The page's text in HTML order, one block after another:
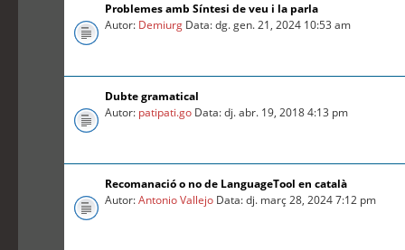
Problemes amb Síntesi de veu i la parla
Autor: Demiurg Data: dg. gen. 21, 2024 10:53 am
Dubte gramatical
Autor: patipati.go Data: dj. abr. 19, 2018 4:13 pm
Recomanació o no de LanguageTool en català
Autor:Antonio Vallejo Data: dj. març 28, 2024 7:12 pm